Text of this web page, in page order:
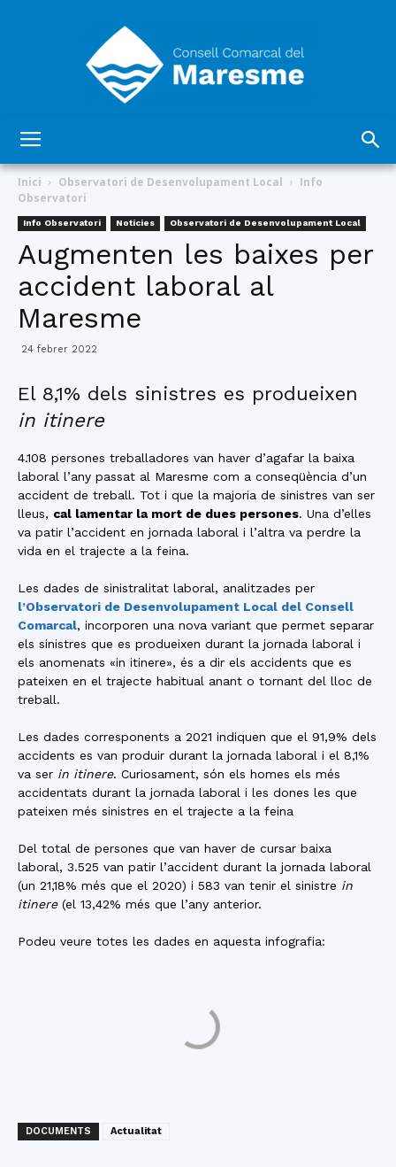
Comarcal
Maresme
Inici Observatori de Desenvolupament Local
Info
Observatori
Info Observatori Notícies Observatori de Desenvolupament Local
Augmenten les baixes per
accident laboral al
Maresme
24 febrer 2022
El 8,1% dels sinistres es produeixen
in itinere
4.108 persones treballadores van haver d’agafar la baixa
laboral l’any passat al Maresme com a conseqüència d’un
accident de treball. Tot i que la majoria de sinistres van ser
lleus, cal lamentar la mort de dues persones. Una d’elles
va patir l’accident en jornada laboral i l’altra va perdre la
vida en el trajecte a la feina.
Les dades de sinistralitat laboral, analitzades per
l’Observatori de Desenvolupament Local del Consell
Comarcal, incorporen una nova variant que permet separar
els sinistres que es produeixen durant la jornada laboral i
els anomenats «in itinere», és a dir els accidents que es
pateixen en el trajecte habitual anant o tornant del lloc de
treball.
Les dades corresponents a 2021 indiquen que el 91,9% dels
accidents es van produir durant la jornada laboral i el 8,1%
va ser in itinere. Curiosament, són els homes els més
accidentats durant la jornada laboral i les dones les que
pateixen més sinistres en el trajecte a la feina
Del total de persones que van haver de cursar baixa
laboral, 3.525 van patir l’accident durant la jornada laboral
(un 21,18% més que el 2020) i 583 van tenir el sinistre in
itinere(el 13,42% més que l’any anterior.
Podeu veure totes les dades en aquesta infografia:
DOCUMENTS Actualitat